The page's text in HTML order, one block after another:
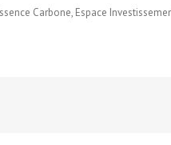
Carbone, Espace